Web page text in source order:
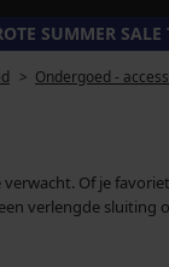
SUMMER
Ondergoed -
Of je
verlengde